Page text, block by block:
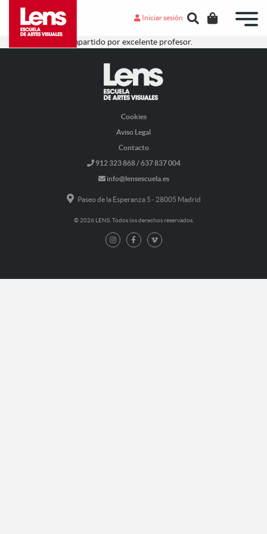
Iniciar sesión
Excelente curso impartido por excelente profesor.
Cookies
Aviso Legal
Contacto
912 323 868 / 637 837 004
info@lensescuela.es
Paseo de la Esperanza 5 - 28005 Madrid
© 2026 LENS. Todos los derechos reservados.